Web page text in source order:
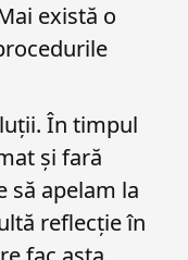
există o
În timpul
și fară
să apelam la
reflecție în